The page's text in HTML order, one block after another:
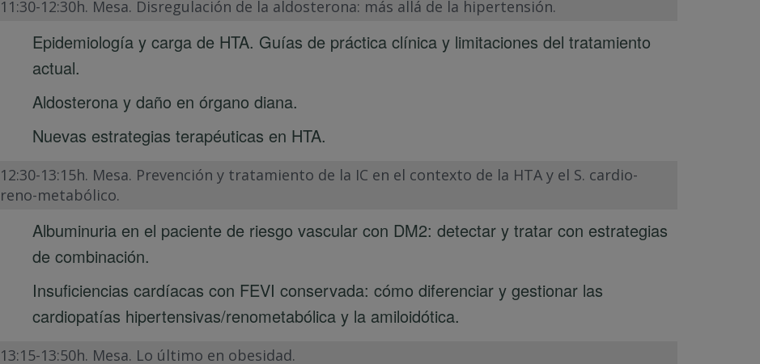
11:30-12:30h. Mesa. Disregulación de la aldosterona: más allá de la hipertensión.
Epidemiología y carga de HTA. Guías de práctica clínica y limitaciones del tratamiento
actual.
Aldosterona y daño en órgano diana.
Nuevas estrategias terapéuticas en HTA.
12:30-13:15h. Mesa. Prevención y tratamiento de la IC en el contexto de la HTA y el S. cardio-
reno-metabólico.
Albuminuria en el paciente de riesgo vascular con DM2: detectar y tratar con estrategias
de combinación.
Insuficiencias cardíacas con FEVI conservada: cómo diferenciar y gestionar las
cardiopatías hipertensivas/renometabólica y la amiloidótica.
13:15-13:50h. Mesa. Lo último en obesidad.